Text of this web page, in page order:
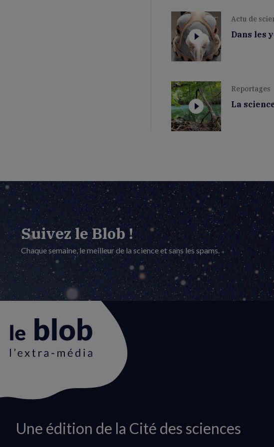
Actu de
Dans les
Reportages
La
Suivez le Blob !
Chaque semaine, le meilleur de la science et sans les spams.
Animation
Une édition de la Cité des sciences